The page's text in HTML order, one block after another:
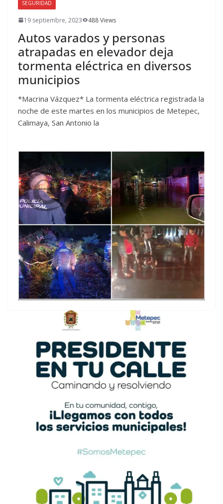
SEGURIDAD
19 septiembre, 2023 488 Views
Autos varados y personas
atrapadas en elevador deja
tormenta eléctrica en diversos
municipios
*Macrina Vázquez* La tormenta eléctrica registrada la
noche de este martes en los municipios de Metepec,
Calimaya, San Antonio la